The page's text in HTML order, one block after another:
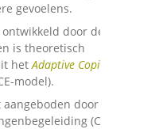
gevoelens.
door de
is theoretisch
hetAdaptive Coping with
model).
door de
(CLB)